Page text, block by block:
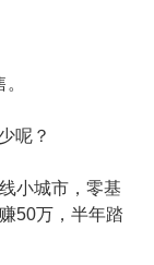
呢？
小城市，零基
50万，半年踏